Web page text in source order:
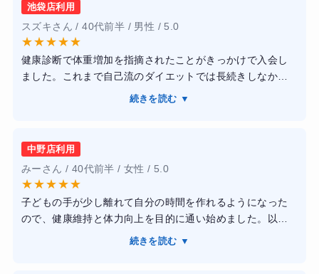
池袋店利用
スズキさん / 40代前半 / 男性 / 5.0
★★★★★
健康診断で体重増加を指摘されたことがきっかけで入会し
ました。これまで自己流のダイエットでは長続きしなかっ
たため、正しいトレーニング方法と食事管理を学ぶことを
トレーニングは一人ひとりの体力や目的に合わせて調整し
てもらえます。フォームの指導がとても丁寧で、どの筋肉
を意識すればよいかを分かりやすく説明してくれました。
また、食事についても無理な制限ではなく継続しやすいア
ドバイスが中心だったので、ストレスなく続けられまし
た。
続きを読む ▼
中野店利用
みーさん / 40代前半 / 女性 / 5.0
★★★★★
子どもの手が少し離れて自分の時間を作れるようになった
ので、健康維持と体力向上を目的に通い始めました。以前
はフィットネスクラブに入会しても長続きしませんでした
続きを読む ▼